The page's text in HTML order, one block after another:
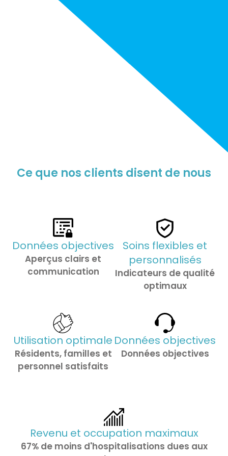
Ce que nos clients disent de nous
Données objectives
Aperçus clairs et
communication
Soins flexibles et
personnalisés
Indicateurs de qualité
optimaux
Utilisation optimale
Résidents, familles et
personnel satisfaits
Données objectives
Données objectives
Revenu et occupation maximaux
67% de moins d'hospitalisations dues aux